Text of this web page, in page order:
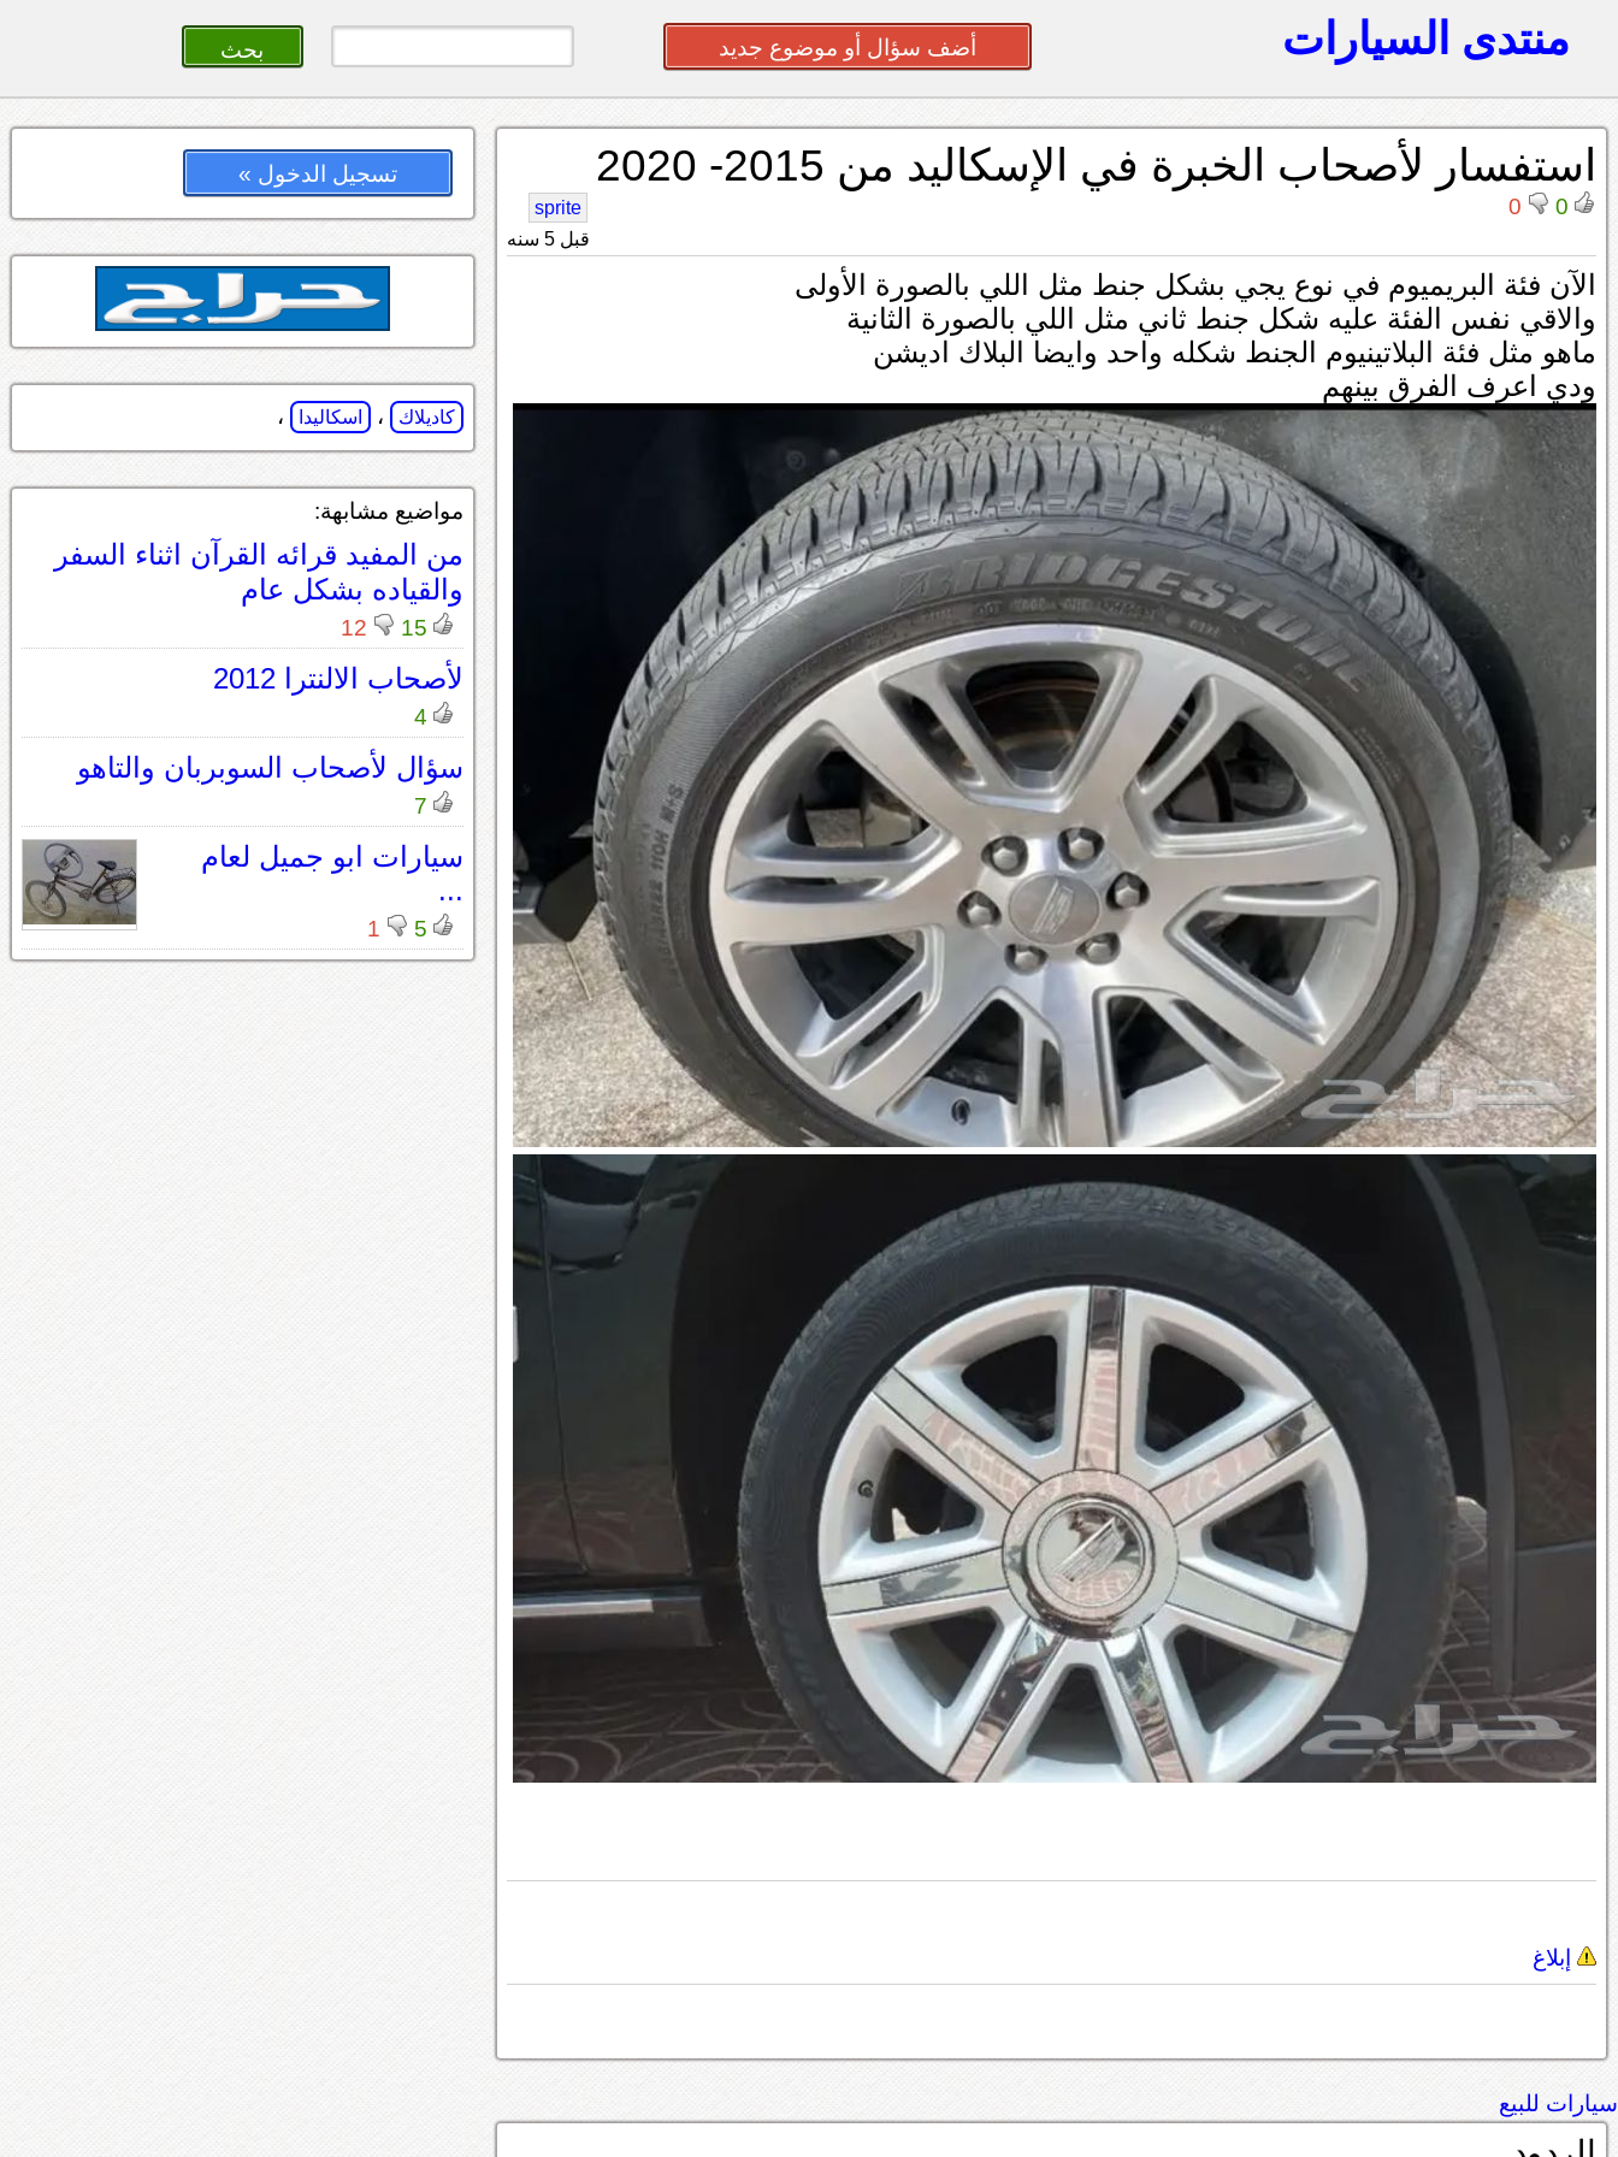
منتدى السيارات أضف سؤال أو موضوع جديد
استفسار لأصحاب الخبرة في الإسكاليد من 2015- 2020
0
0
sprite
قبل 5 سنه
الآن فئة البريميوم في نوع يجي بشكل جنط مثل اللي بالصورة الأولى
والاقي نفس الفئة عليه شكل جنط ثاني مثل اللي بالصورة الثانية
ماهو مثل فئة البلاتينيوم الجنط شكله واحد وايضا البلاك اديشن
ودي اعرف الفرق بينهم
إبلاغ
سيارات للبيع
تسجيل الدخول »
كاديلاك ، اسكاليدا ،
مواضيع مشابهة:
من المفيد قرائه القرآن اثناء السفر
والقياده بشكل عام
15
12
لأصحاب الالنترا 2012
4
سؤال لأصحاب السوبربان والتاهو
7
سيارات ابو جميل لعام
...
5
1